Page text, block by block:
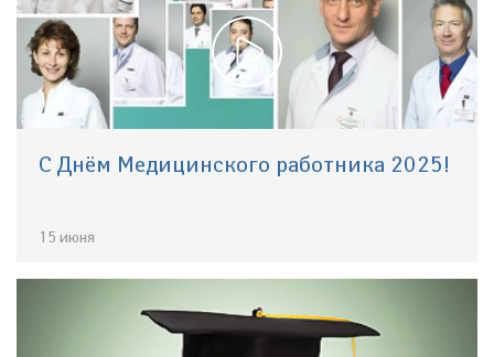
С Днём Медицинского работника 2025!
15 июня